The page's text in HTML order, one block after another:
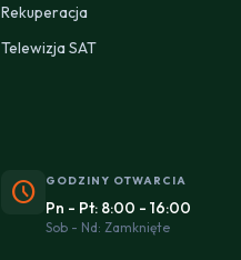
Rekuperacja
Telewizja SAT
schedule GODZINY OTWARCIA
Pn - Pt: 8:00 - 16:00
Sob - Nd: Zamknięte